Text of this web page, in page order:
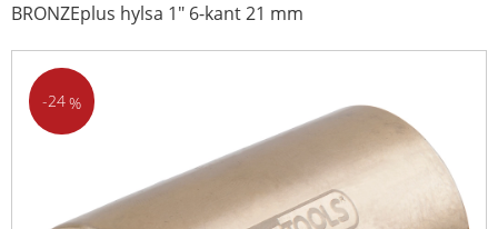
BRONZEplus hylsa 1" 6-kant 21 mm
24%